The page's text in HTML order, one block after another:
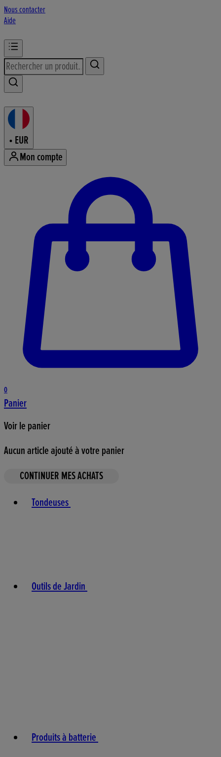
Nous contacter
Aide
• EUR
Mon compte
0
Panier
Voir le panier
Aucun article ajouté à votre panier
CONTINUER MES ACHATS
Tondeuses
Outils de Jardin
Produits à batterie